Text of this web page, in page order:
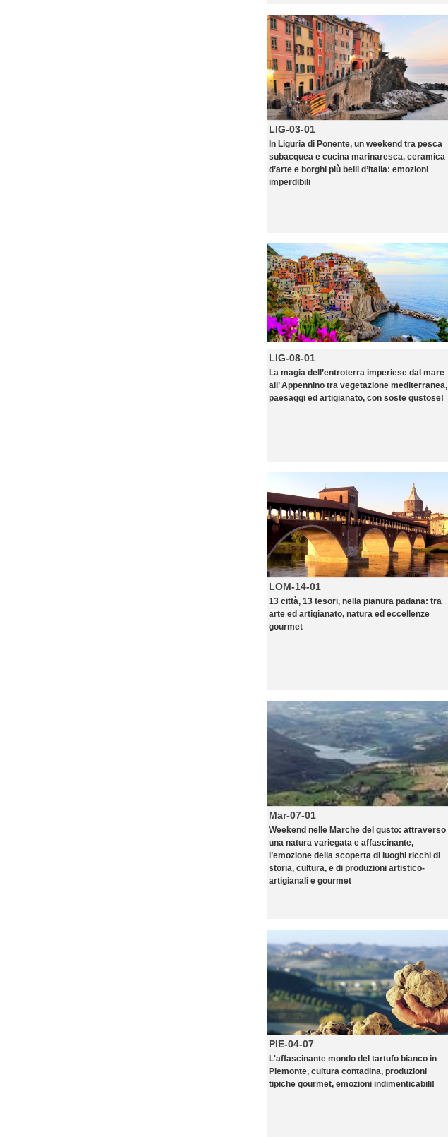
LIG-03-01
In Liguria di Ponente, un weekend tra pesca
subacquea e cucina marinaresca, ceramica
d’arte e borghi più belli d’Italia: emozioni
imperdibili
LIG-08-01
La magia dell’entroterra imperiese dal mare
all’ Appennino tra vegetazione mediterranea,
paesaggi ed artigianato, con soste gustose!
LOM-14-01
13 città, 13 tesori, nella pianura padana: tra
arte ed artigianato, natura ed eccellenze
gourmet
Mar-07-01
Weekend nelle Marche del gusto: attraverso
una natura variegata e affascinante,
l’emozione della scoperta di luoghi ricchi di
storia, cultura, e di produzioni artistico-
artigianali e gourmet
PIE-04-07
L'affascinante mondo del tartufo bianco in
Piemonte, cultura contadina, produzioni
tipiche gourmet, emozioni indimenticabili!